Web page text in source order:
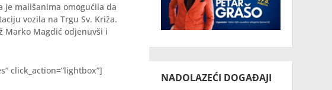
je mališanima omogućila da
vozila na Trgu Sv. Križa.
Marko Magdić odjenuvši i
click_action=”lightbox”]
NADOLAZEĆI DOGAĐAJI